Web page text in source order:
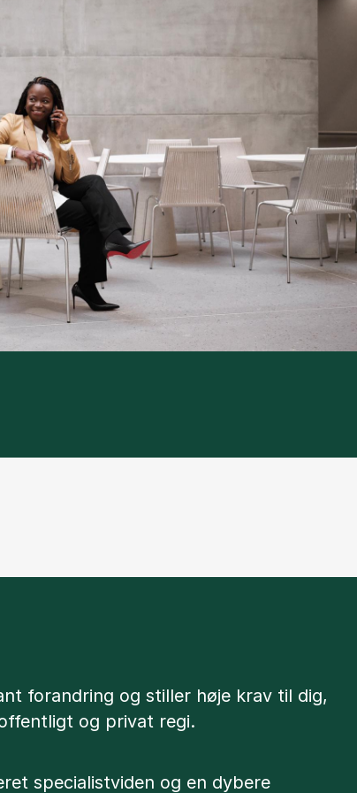
forandring og stiller høje krav til dig,
og privat regi.
specialistviden og en dybere